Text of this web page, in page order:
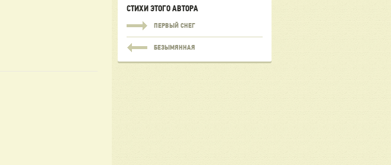
СТИХИ ЭТОГО АВТОРА
ПЕРВЫЙ СНЕГ
БЕЗЫМЯННАЯ